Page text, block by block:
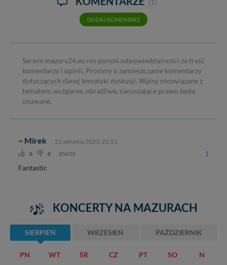
(1)
DODAJ KOMENTARZ
Serwis mazury24.eu nie ponosi odpowiedzialności za treść
komentarzy i opinii. Prosimy o zamieszczanie komentarzy
dotyczących danej tematyki dyskusji. Wpisy niezwiązane z
tematem, wulgarne, obraźliwe, naruszające prawo będą
usuwane.
~ Mirek 21 sierpnia 2023, 21:51
0 0 ZGŁOŚ 1
Fantastic
KONCERTY NA MAZURACH
SIERPIEŃ WRZESIEŃ PAŹDZIERNIK
PN WT ŚR CZ PT SO N